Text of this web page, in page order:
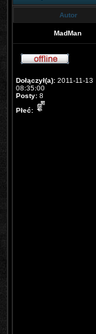
Autor
MadMan
Dołączył(a): 2011-11-13
08:35:00
Posty: 8
Płeć: